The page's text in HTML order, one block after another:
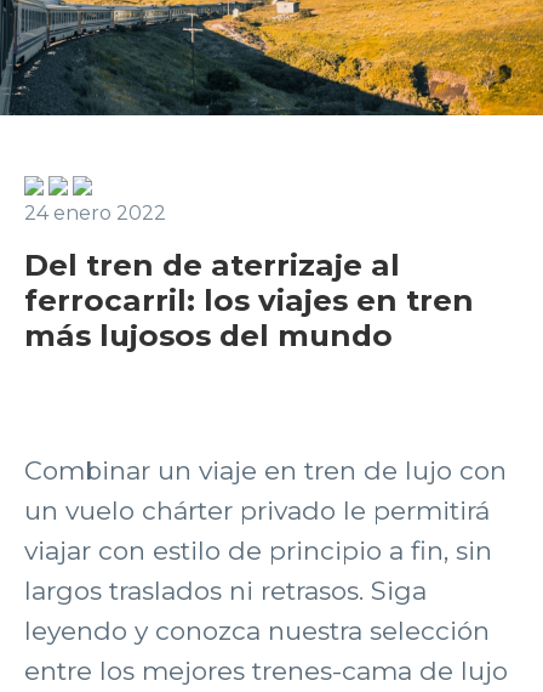
24 enero 2022
Del tren de aterrizaje al
ferrocarril: los viajes en tren
más lujosos del mundo
Combinar un viaje en tren de lujo con
un vuelo chárter privado le permitirá
viajar con estilo de principio a fin, sin
largos traslados ni retrasos. Siga
leyendo y conozca nuestra selección
entre los mejores trenes-cama de lujo